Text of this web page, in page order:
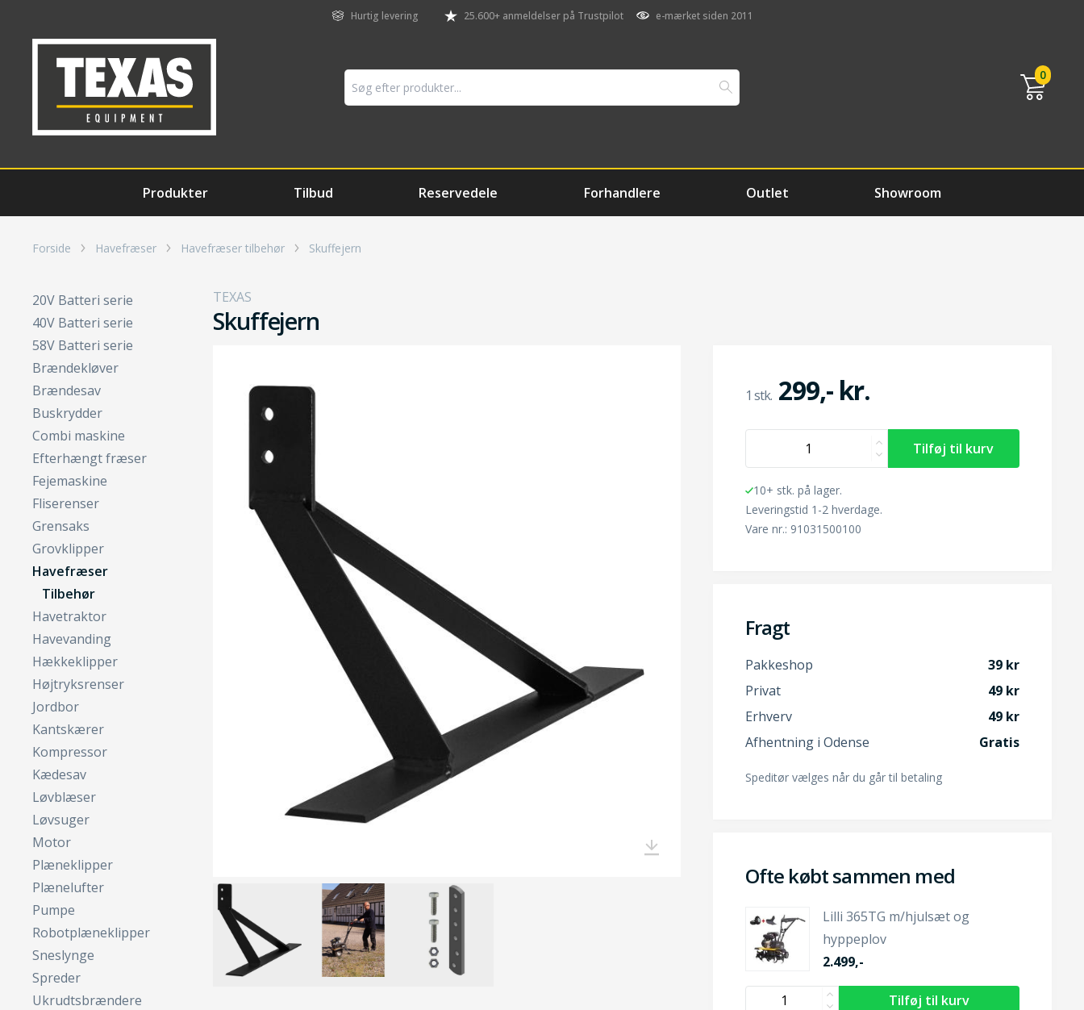
Hurtig levering 25.600+ anmeldelser på Trustpilot e-mærket siden 2011
0
Produkter Tilbud Reservedele Forhandlere Outlet Showroom
Forside Havefræser Havefræser tilbehør Skuffejern
20V Batteri serie
40V Batteri serie
58V Batteri serie
Brændekløver
Brændesav
Buskrydder
Combi maskine
Efterhængt fræser
Fejemaskine
Fliserenser
Grensaks
Grovklipper
Havefræser
Tilbehør
Havetraktor
Havevanding
Hækkeklipper
Højtryksrenser
Jordbor
Kantskærer
Kompressor
Kædesav
Løvblæser
Løvsuger
Motor
Plæneklipper
Plænelufter
Pumpe
Robotplæneklipper
Sneslynge
Spreder
Ukrudtsbrændere
TEXAS
Skuffejern
299,- kr.
10+ stk. på lager.
Leveringstid 1-2 hverdage.
Vare nr.: 91031500100
Fragt
Pakkeshop
39
Privat
49
Erhverv
49
Afhentning i Odense
Gratis
Speditør vælges når du går til betaling
Ofte købt sammen med
Lilli 365TG m/hjulsæt og
hyppeplov
2.499,-